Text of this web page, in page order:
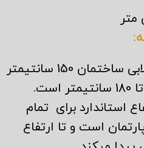
حداقل عرض درب ورودی لابی ساختمان 150 سانتیمتر
ارتفاع استاندارد برای تمام
است و تا ارتفاع